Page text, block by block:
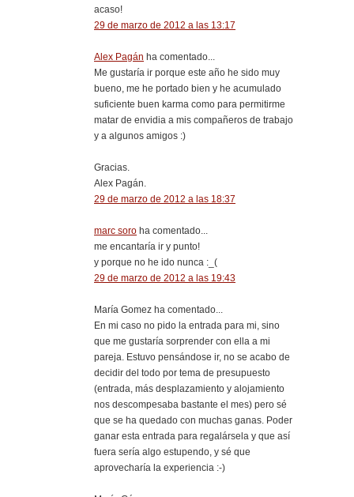
acaso!
29 de marzo de 2012 a las 13:17
Alex Pagán ha comentado...
Me gustaría ir porque este año he sido muy
bueno, me he portado bien y he acumulado
suficiente buen karma como para permitirme
matar de envidia a mis compañeros de trabajo
y a algunos amigos :)
Gracias.
Alex Pagán.
29 de marzo de 2012 a las 18:37
marc soro ha comentado...
me encantaría ir y punto!
y porque no he ido nunca :_(
29 de marzo de 2012 a las 19:43
María Gomez ha comentado...
En mi caso no pido la entrada para mi, sino
que me gustaría sorprender con ella a mi
pareja. Estuvo pensándose ir, no se acabo de
decidir del todo por tema de presupuesto
(entrada, más desplazamiento y alojamiento
nos descompesaba bastante el mes) pero sé
que se ha quedado con muchas ganas. Poder
ganar esta entrada para regalársela y que así
fuera sería algo estupendo, y sé que
aprovecharía la experiencia :-)